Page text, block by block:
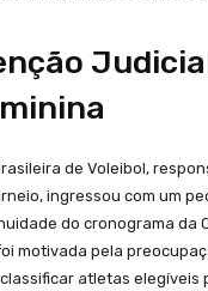
de Voleibol,
ingressou com um
do cronograma da
motivada pela
atletas elegíveis